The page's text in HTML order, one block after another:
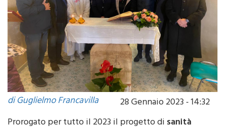
di Guglielmo Francavilla
28 Gennaio 2023 - 14:32